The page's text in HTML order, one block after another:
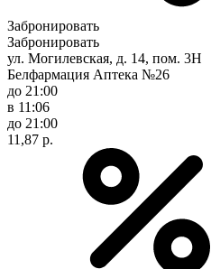
Забронировать
Забронировать
ул. Могилевская, д. 14, пом. 3Н
Белфармация Аптека №26
до 21:00
в 11:06
до 21:00
11,87 р.